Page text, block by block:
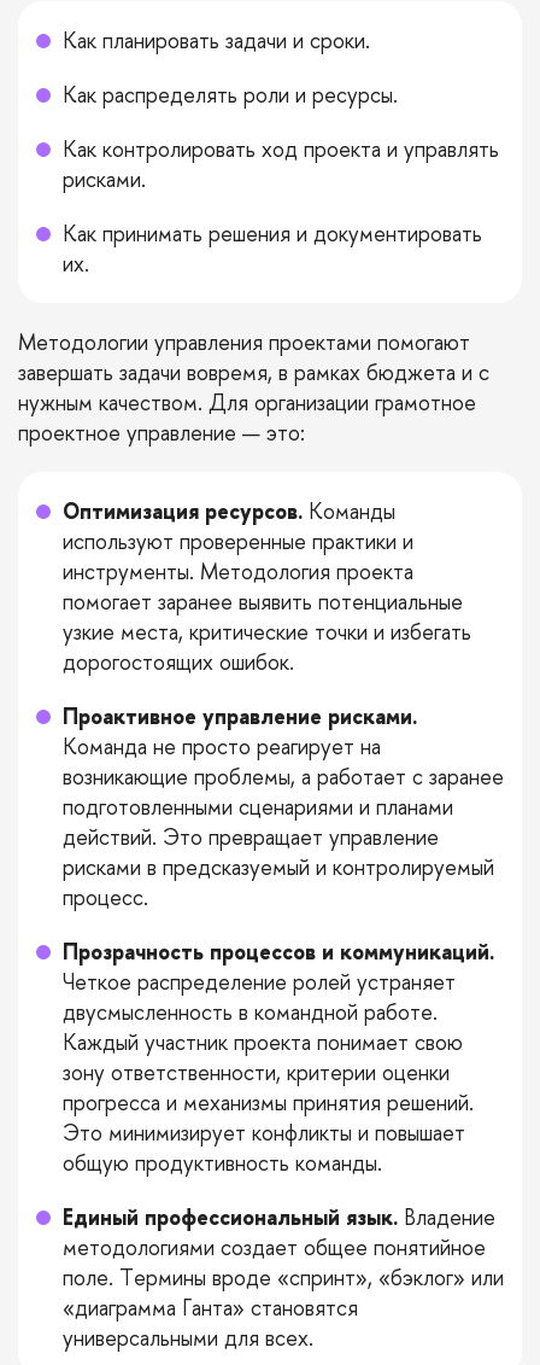
Как планировать задачи и сроки.
Как распределять роли и ресурсы.
Как контролировать ход проекта и управлять
рисками.
Как принимать решения и документировать
их.
Методологии управления проектами помогают
завершать задачи вовремя, в рамках бюджета и с
нужным качеством. Для организации грамотное
проектное управление — это:
Оптимизация ресурсов. Команды
используют проверенные практики и
инструменты. Методология проекта
помогает заранее выявить потенциальные
узкие места, критические точки и избегать
дорогостоящих ошибок.
Проактивное управление рисками.
Команда не просто реагирует на
возникающие проблемы, а работает с заранее
подготовленными сценариями и планами
действий. Это превращает управление
рисками в предсказуемый и контролируемый
процесс.
Прозрачность процессов и коммуникаций.
Четкое распределение ролей устраняет
двусмысленность в командной работе.
Каждый участник проекта понимает свою
зону ответственности, критерии оценки
прогресса и механизмы принятия решений.
Это минимизирует конфликты и повышает
общую продуктивность команды.
Единый профессиональный язык. Владение
методологиями создает общее понятийное
поле. Термины вроде «спринт», «бэклог» или
«диаграмма Ганта» становятся
универсальными для всех.